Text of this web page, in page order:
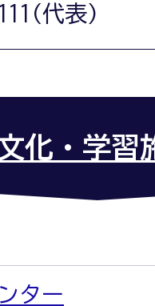
代表)
化・学習
ター